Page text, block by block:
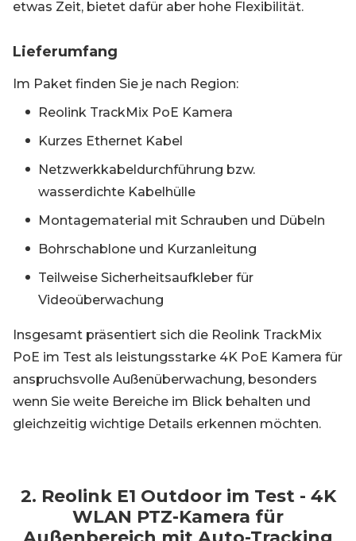
etwas Zeit, bietet dafür aber hohe Flexibilität.
Lieferumfang
Im Paket finden Sie je nach Region:
Reolink TrackMix PoE Kamera
Kurzes Ethernet Kabel
Netzwerkkabeldurchführung bzw.
wasserdichte Kabelhülle
Montagematerial mit Schrauben und Dübeln
Bohrschablone und Kurzanleitung
Teilweise Sicherheitsaufkleber für
Videoüberwachung
Insgesamt präsentiert sich die Reolink TrackMix
PoE im Test als leistungsstarke 4K PoE Kamera für
anspruchsvolle Außenüberwachung, besonders
wenn Sie weite Bereiche im Blick behalten und
gleichzeitig wichtige Details erkennen möchten.
2. Reolink E1 Outdoor im Test - 4K
WLAN PTZ-Kamera für